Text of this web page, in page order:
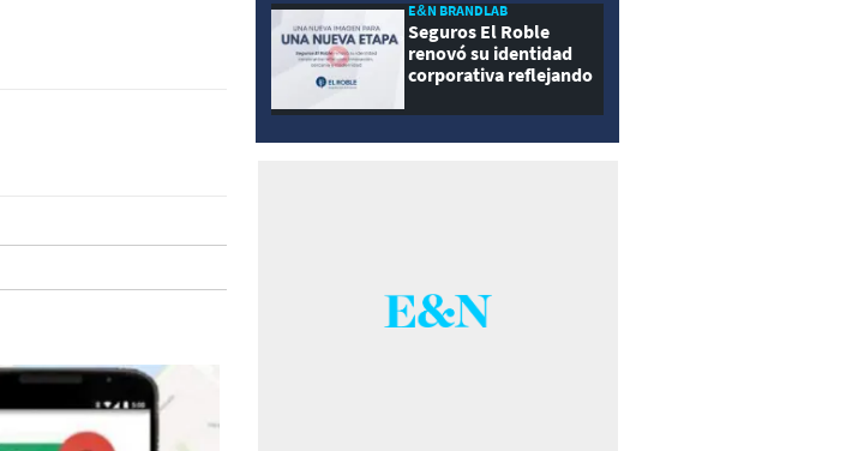
E&N BRANDLAB
Seguros El Roble
renovó su identidad
corporativa reflejando
modernidad